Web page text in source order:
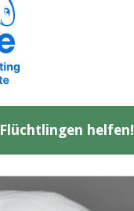
Flüchtlingen helfen!